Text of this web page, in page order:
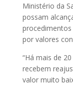
Ministério da
possam
por valores
“Há mais de
recebem
valor muito